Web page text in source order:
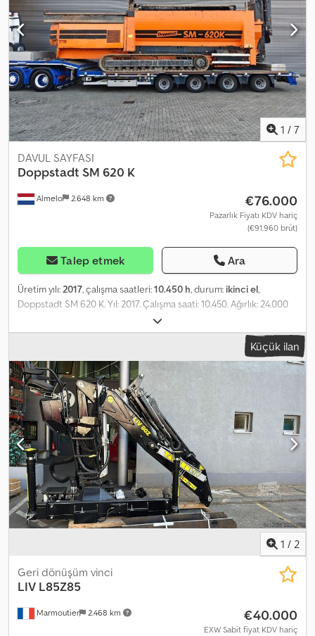
Koşullarının geçerliliğini kabul etmiş olursunuz ve bu Genel
Hüküm ve Koşullarının içeriğini okuduğunuzu beyan edersiniz.
Fiyatlarımız, ihracat için geçerli net fiyatlardır. = Daha fazla bilgi =
Yakıt türü: Dizel Üretim yılı: 2018 Tahrik: Paletli Boş ağırlık: 15.498 kg
CE işareti: Evet = Şirket bilgileri = Daha fazla bilgi için:
1 / 7
Almelo 2.648 km
DAVUL SAYFASI
Doppstadt SM 620 K
€76.000
Pazarlık Fiyatı KDV hariç
(€91.960 brüt)
Talep etmek Ara
Üretim yılı:2017, çalışma saatleri:10.450 h, durum: ikinci el,
Doppstadt SM 620 K. Yıl: 2017. Çalışma saati: 10.450. Ağırlık: 24.000
kg. Dkjdpfx Aaszb D Umsyor CE sertifikalı makine. Palet genişliği:
500 mm. Kullanım oranı: %80. Radyo kumandalı. Yüksekliği
ayarlanabilen şasi. İki yönlü yan bant. İki yönlü yan konveyör.
Tambur dahil değildir! ID No: 149. Heinhuis'in Genel Şartlar ve
Koşulları, Heinhuis tarafından yapılan tüm reklamlar, teklifler ve
fiyat teklifleri, Heinhuis tarafından yapılan tüm sözleşmeler ve bu
sözleşmelere yol açan müzakereler için geçerlidir. Herhangi bir
şekilde verilen yanıtla, Heinhuis'in Genel Şartlar ve Koşullarının
geçerliliğini kabul etmiş olursunuz ve bu Genel Şartlar ve Koşulları
okuduğunuzu beyan edersiniz. Fiyatlarımız, ihracat için geçerli net
fiyatlardır. = Ek Bilgiler = Yakıt tipi: Dizel İmalat yılı: 2017 Tahrik:
Paletli Boş ağırlık: 23.999 kg CE işareti: Evet = Şirket Bilgileri =
Daha fazla bilgi için:
Küçük ilan
1 / 2
Marmoutier 2.468 km
Geri dönüşüm vinci
LIV L85Z85
€40.000
EXW Sabit fiyat KDV hariç